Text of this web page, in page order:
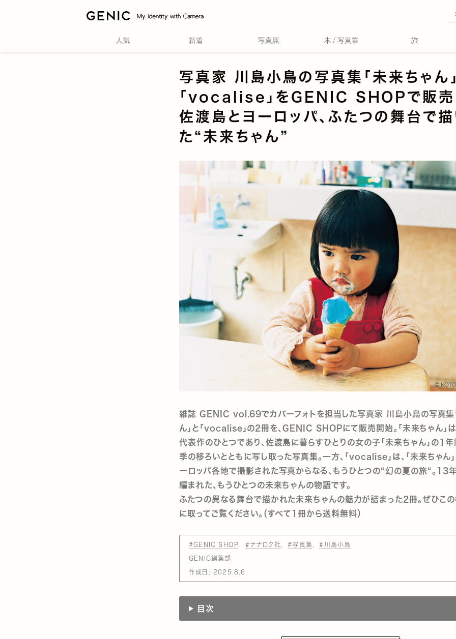
写真家 川島小鳥の写真集「未来ちゃん」
「vocalise」をGENIC SHOPで販売
佐渡島とヨーロッパ、ふたつの舞台で描
た“未来ちゃん”
雑誌 GENIC vol.69でカバーフォトを担当した写真家 川島小鳥の写真集
ん」と「vocalise」の2冊を、GENIC SHOPにて販売開始。「未来ちゃん」
代表作のひとつであり、佐渡島に暮らすひとりの女の子「未来ちゃん」の1年
季の移ろいとともに写し取った写真集。一方、「vocalise」は、「未来ちゃん
ーロッパ各地で撮影された写真からなる、もうひとつの“幻の夏の旅“。13
編まれた、もうひとつの未来ちゃんの物語です。
ふたつの異なる舞台で描かれた未来ちゃんの魅力が詰まった2冊。ぜひこ
に取ってご覧ください。（すべて1冊から送料無料）
#GENIC SHOP #ナナロク社 #写真集 #川島小鳥
GENIC編集部
作成日: 2025.8.6
目次